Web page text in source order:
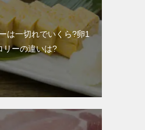
は一切れでいくら?卵1
リーの違いは?